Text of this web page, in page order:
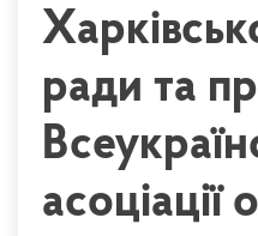
ради та
асоціації